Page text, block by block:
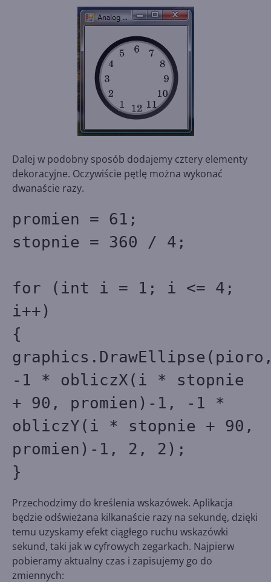
Dalej w podobny sposób dodajemy cztery elementy
dekoracyjne. Oczywiście pętlę można wykonać
dwanaście razy.
promien = 61;
stopnie = 360 / 4;
for (int i = 1; i <= 4;
i++)
{
-1 * obliczX(i * stopnie
+ 90, promien)-1, -1 *
obliczY(i * stopnie + 90,
promien)-1, 2, 2);
}
Przechodzimy do kreślenia wskazówek. Aplikacja
będzie odświeżana kilkanaście razy na sekundę, dzięki
temu uzyskamy efekt ciągłego ruchu wskazówki
sekund, taki jak w cyfrowych zegarkach. Najpierw
pobieramy aktualny czas i zapisujemy go do
zmiennych: